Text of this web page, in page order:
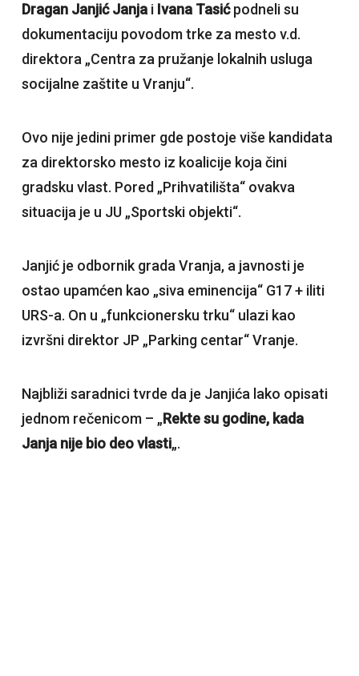
Dragan Janjić Janjai Ivana Tasićpodneli su
dokumentaciju povodom trke za mesto v.d.
direktora „Centra za pružanje lokalnih usluga
socijalne zaštite u Vranju“.
Ovo nije jedini primer gde postoje više kandidata
za direktorsko mesto iz koalicije koja čini
gradsku vlast. Pored „Prihvatilišta“ ovakva
situacija je u JU „Sportski objekti“.
Janjić je odbornik grada Vranja, a javnosti je
ostao upamćen kao „siva eminencija“ G17 + iliti
URS-a. On u „funkcionersku trku“ ulazi kao
izvršni direktor JP „Parking centar“ Vranje.
Najbliži saradnici tvrde da je Janjića lako opisati
jednom rečenicom – „Rekte su godine, kada
Janja nije bio deo vlasti„.